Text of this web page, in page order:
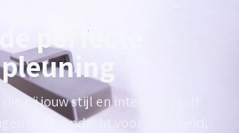
perfecte
bij jouw stijl en interieur past!
met aandacht voor veiligheid,